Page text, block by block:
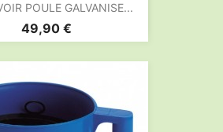
POULE GALVANISE...
Prix
49,90 €